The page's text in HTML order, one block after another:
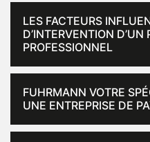
LES FACTEURS
D’INTERVENTION D’UN
PROFESSIONNEL
FUHRMANN VOTRE
UNE ENTREPRISE DE